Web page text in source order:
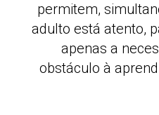
permitem,
adulto está atento,
apenas a
obstáculo à